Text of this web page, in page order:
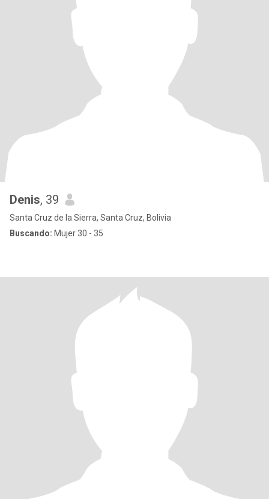
Denis, 39
Santa Cruz de la Sierra, Santa Cruz, Bolivia
Buscando: Mujer 30 - 35